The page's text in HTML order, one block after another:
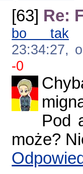
[63] Re:
bo tak
23:34:27,
-0
Pod
może?